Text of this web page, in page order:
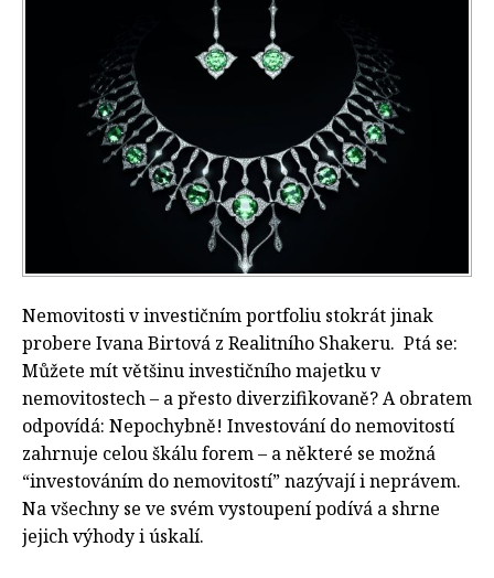
Nemovitosti v investičním portfoliu stokrát jinak
probere Ivana Birtová z Realitního Shakeru. Ptá se:
Můžete mít většinu investičního majetku v
nemovitostech – a přesto diverzifikovaně? A obratem
odpovídá: Nepochybně! Investování do nemovitostí
zahrnuje celou škálu forem – a některé se možná
“investováním do nemovitostí” nazývají i neprávem.
Na všechny se ve svém vystoupení podívá a shrne
jejich výhody i úskalí.